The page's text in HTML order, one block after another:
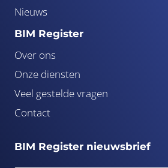
Nieuws
BIM Register
Over ons
Onze diensten
Veel gestelde vragen
Contact
BIM Register nieuwsbrief